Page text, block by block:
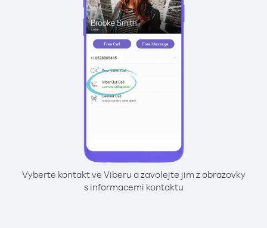
Vyberte kontakt ve Viberu a zavolejte jim z obrazovky
s informacemi kontaktu